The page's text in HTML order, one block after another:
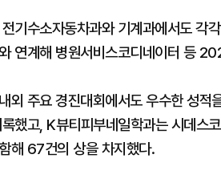
기수소자동차과와 기계과에서도 각
연계해 병원서비스코디네이터 등
외 주요 경진대회에서도 우수한 성
했고, K뷰티피부네일학과는 시데스
해 67건의 상을 차지했다.